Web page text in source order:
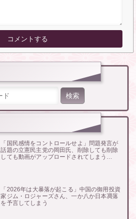
「国民感情をコントロールせよ」問題発言が
話題の立憲民主党の岡田氏、削除しても削除
しても動画がアップロードされてしまう…
「2026年は大暴落が起こる」中国の御用投資
家ジム・ロジャーズさん、一か八か日本凋落
を予言してしまう